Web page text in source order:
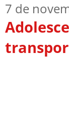
7 de